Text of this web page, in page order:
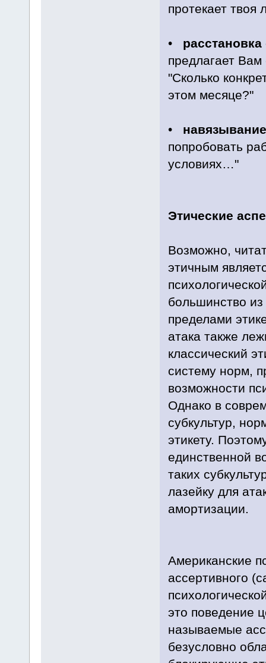
протекает
•
предлагает Вам
"Сколько
этом месяце?"
•
попробовать
условиях…"
Этические
Возможно,
этичным
большинство
пределами
атака также
классический
систему норм,
возможности
Однако в
субкультур,
этикету.
единственной
таких
лазейку для
амортизации.
Американские
ассертивного
это поведение
называемые
безусловно